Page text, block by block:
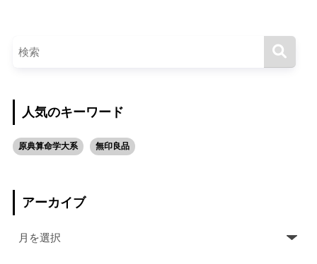
人気のキーワード
原典算命学大系 無印良品
アーカイブ